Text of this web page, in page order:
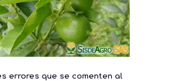
errores que se comenten al